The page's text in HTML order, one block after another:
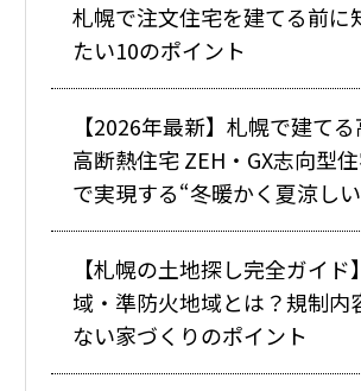
札幌で注文住宅を建てる前に
たい10のポイント
【2026年最新】札幌で建てる
高断熱住宅 ZEH・GX志向型
で実現する“冬暖かく夏涼し
【札幌の土地探し完全ガイド
域・準防火地域とは？規制内
ない家づくりのポイント